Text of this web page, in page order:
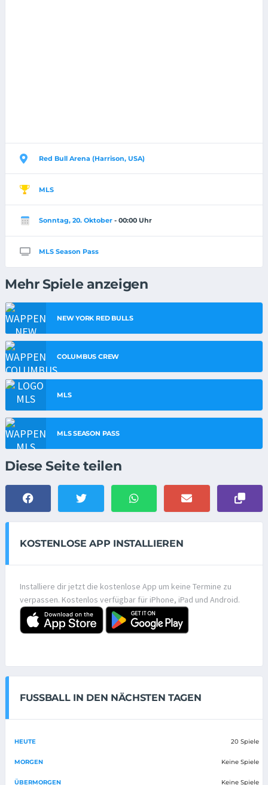
Red Bull Arena (Harrison, USA)
MLS
Sonntag, 20. Oktober - 00:00 Uhr
MLS Season Pass
Mehr Spiele anzeigen
NEW YORK RED BULLS
COLUMBUS CREW
MLS
MLS SEASON PASS
Diese Seite teilen
KOSTENLOSE APP INSTALLIEREN
Installiere dir jetzt die kostenlose App um keine Termine zu
verpassen. Kostenlos verfügbar für iPhone, iPad und Android.
FUSSBALL IN DEN NÄCHSTEN TAGEN
HEUTE 20 Spiele
MORGEN Keine Spiele
ÜBERMORGEN Keine Spiele